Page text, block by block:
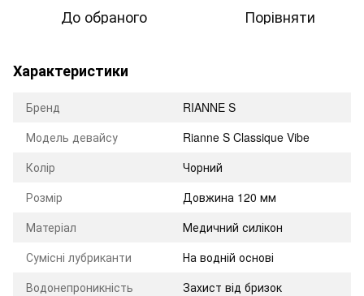
До обраного Порівняти
Характеристики
Бренд
RIANNE S
Модель девайсу
Rianne S Classique Vibe
Колір
Чорний
Розмір
Довжина 120 мм
Матеріал
Медичний силікон
Сумісні лубриканти
На водній основі
Водонепроникність
Захист від бризок